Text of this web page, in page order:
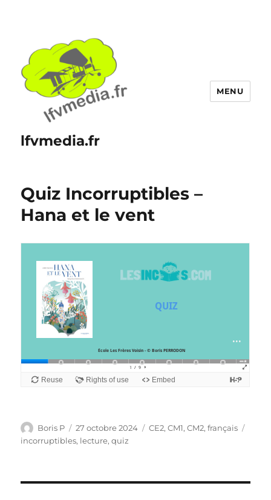
lfvmedia.fr
MENU
Quiz Incorruptibles –
Hana et le vent
Auteur
Boris P
Publié
le
27 octobre 2024 Catégories
CE2,CM1,CM2,français
incorruptibles, lecture,quiz